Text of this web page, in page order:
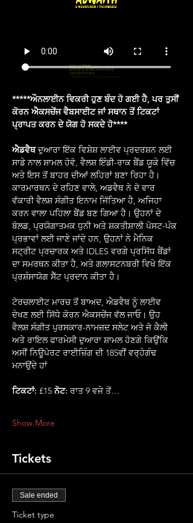
*****ਔਨਲਾਈਨ ਵਿਕਰੀ ਹੁਣ ਬੰਦ ਹੋ ਗਈ ਹੈ, ਪਰ ਤੁਸੀਂ
ਕੋਰਨ ਐਕਸਚੇਂਜ ਵੈਬਸਾਈਟ ਜਾਂ ਸਥਾਨ ਤੋਂ ਟਿਕਟਾਂ
ਪ੍ਰਾਪਤ ਕਰਨ ਦੇ ਯੋਗ ਹੋ ਸਕਦੇ ਹੋ****
ਐਡਵੈਥ ਦੁਆਰਾ ਇੱਕ ਵਿਸ਼ੇਸ਼ ਲਾਈਵ ਪ੍ਰਦਰਸ਼ਨ ਲਈ
ਸਾਡੇ ਨਾਲ ਸ਼ਾਮਲ ਹੋਵੋ, ਵੈਲਸ਼ ਇੰਡੀ-ਰਾਕ ਬੈਂਡ ਯੂਕੇ ਵਿੱਚ
ਅਤੇ ਇਸ ਤੋਂ ਬਾਹਰ ਦੀਆਂ ਲਹਿਰਾਂ ਬਣਾ ਰਿਹਾ ਹੈ।
ਕਾਰਮਾਰਥਨ ਦੇ ਰਹਿਣ ਵਾਲੇ, ਅਡਵੈਥ ਨੇ ਦੋ ਵਾਰ
ਵੱਕਾਰੀ ਵੈਲਸ਼ ਸੰਗੀਤ ਇਨਾਮ ਜਿੱਤਿਆ ਹੈ, ਅਜਿਹਾ
ਕਰਨ ਵਾਲਾ ਪਹਿਲਾ ਬੈਂਡ ਬਣ ਗਿਆ ਹੈ। ਉਹਨਾਂ ਦੇ
ਬੋਲਡ, ਪ੍ਰਯੋਗਾਤਮਕ ਧੁਨੀ ਅਤੇ ਸ਼ਕਤੀਸ਼ਾਲੀ ਪੋਸਟ-ਪੰਕ
ਪ੍ਰਭਾਵਾਂ ਲਈ ਜਾਣੇ ਜਾਂਦੇ ਹਨ, ਉਹਨਾਂ ਨੇ ਮੈਨਿਕ
ਸਟ੍ਰੀਟ ਪ੍ਰਚਾਰਕ ਅਤੇ IDLES ਵਰਗੇ ਪ੍ਰਸਿੱਧ ਬੈਂਡਾਂ
ਦਾ ਸਮਰਥਨ ਕੀਤਾ ਹੈ, ਅਤੇ ਗਲਾਸਟਨਬਰੀ ਵਿਖੇ ਇੱਕ
ਪ੍ਰਸ਼ੰਸਾਯੋਗ ਸੈੱਟ ਪ੍ਰਦਾਨ ਕੀਤਾ ਹੈ।
ਟੋਰਚਲਾਈਟ ਮਾਰਚ ਤੋਂ ਬਾਅਦ, ਐਡਵੈਥ ਨੂੰ ਲਾਈਵ
ਦੇਖਣ ਲਈ ਸਿੱਧੇ ਕੋਰਨ ਐਕਸਚੇਂਜ ਵੱਲ ਜਾਓ। ਉਹ
ਵੈਲਸ਼ ਸੰਗੀਤ ਪੁਰਸਕਾਰ-ਨਾਮਜ਼ਦ ਸਲੇਟ ਅਤੇ ਜੋ ਕੈਲੀ
ਅਤੇ ਰਾਇਲ ਫਾਰਮੇਸੀ ਦੁਆਰਾ ਸ਼ਾਮਲ ਹੋਣਗੇ ਕਿਉਂਕਿ
ਅਸੀਂ ਨਿਊਪੋਰਟ ਰਾਈਜ਼ਿੰਗ ਦੀ 185ਵੀਂ ਵਰ੍ਹੇਗੰਢ
ਮਨਾਉਂਦੇ ਹਾਂ
ਟਿਕਟਾਂ: £15 ਨੋਟ: ਰਾਤ 9 ਵਜੇ ਤੋਂ…
Show More
Tickets
Sale ended
Ticket type